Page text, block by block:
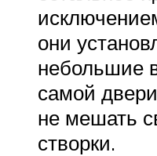
они
небольшие
самой
не мешать
створки.